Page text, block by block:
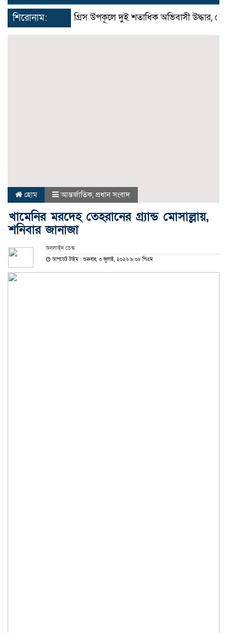
শিরোনাম: গ্রিস উপকূলে দুই শতাধিক অভিবাসী উদ্ধার, বেশির
হোম আন্তর্জাতিক, প্রধান সংবাদ
খামেনির মরদেহ তেহরানের গ্র্যান্ড মোসাল্লায়,
শনিবার জানাজা
অনলাইন ডেস্ক
আপডেট টাইম : শুক্রবার, ৩ জুলাই, ২০২৬ ৯:০৮ পিএম